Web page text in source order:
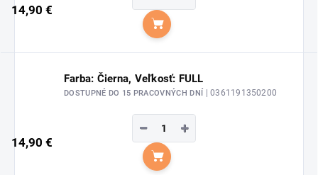
14,90 €
Do košíka
Farba: Čierna, Veľkosť: FULL
DOSTUPNÉ DO 15 PRACOVNÝCH DNÍ | 0361191350200
14,90 €
+
−
Do košíka